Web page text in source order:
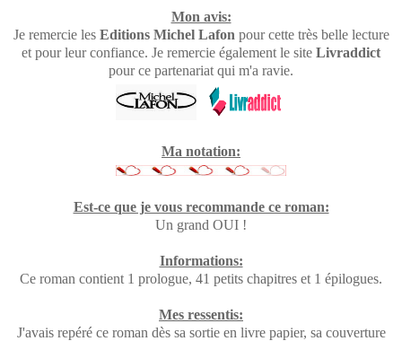
Mon avis:
Je remercie lesEditions Michel Lafon pour cette très belle lecture
et pour leur confiance. Je remercie également le site Livraddict
pour ce partenariat qui m'a ravie.
Ma notation:
Est-ce que je vous recommande ce roman:
Un grand OUI !
Informations:
Ce roman contient 1 prologue, 41 petits chapitres et 1 épilogues.
Mes ressentis:
J'avais repéré ce roman dès sa sortie en livre papier, sa couverture